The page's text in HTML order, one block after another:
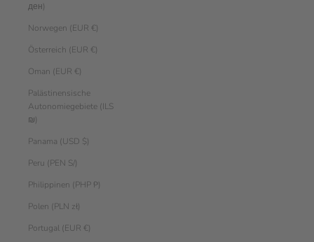
ден)
Norwegen (EUR €)
Österreich (EUR €)
Oman (EUR €)
Palästinensische
Autonomiegebiete (ILS
₪)
Panama (USD $)
Peru (PEN S/)
Philippinen (PHP ₱)
Polen (PLN zł)
Portugal (EUR €)